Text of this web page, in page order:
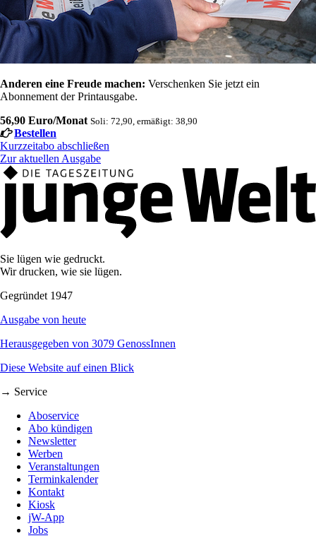
Anderen eine Freude machen: Verschenken Sie jetzt ein
Abonnement der Printausgabe.
56,90 Euro/Monat Soli: 72,90, ermäßigt: 38,90
Bestellen
Kurzzeitabo abschließen
Zur aktuellen Ausgabe
Sie lügen wie gedruckt.
Wir drucken, wie sie lügen.
Gegründet 1947
Ausgabe von heute
Herausgegeben von 3079 GenossInnen
Diese Website auf einen Blick
→ Service
Aboservice
Abo kündigen
Newsletter
Werben
Veranstaltungen
Terminkalender
Kontakt
Kiosk
jW-App
Jobs